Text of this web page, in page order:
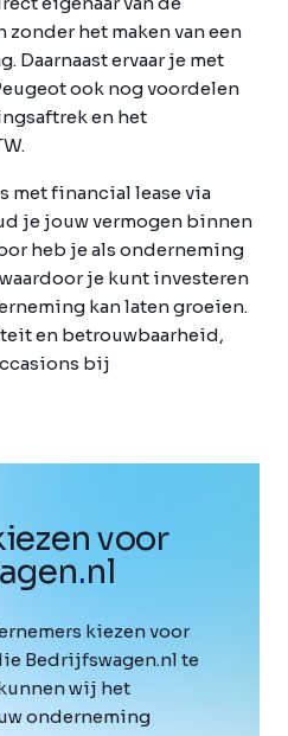
het maken van een
ervaar je met
ook nog voordelen
en het
met financial lease via
je jouw vermogen binnen
heb je als onderneming
je kunt investeren
kan laten groeien.
en betrouwbaarheid,
bij
voor
.nl
kiezen voor
Bedrijfswagen.nl te
wij het
onderneming